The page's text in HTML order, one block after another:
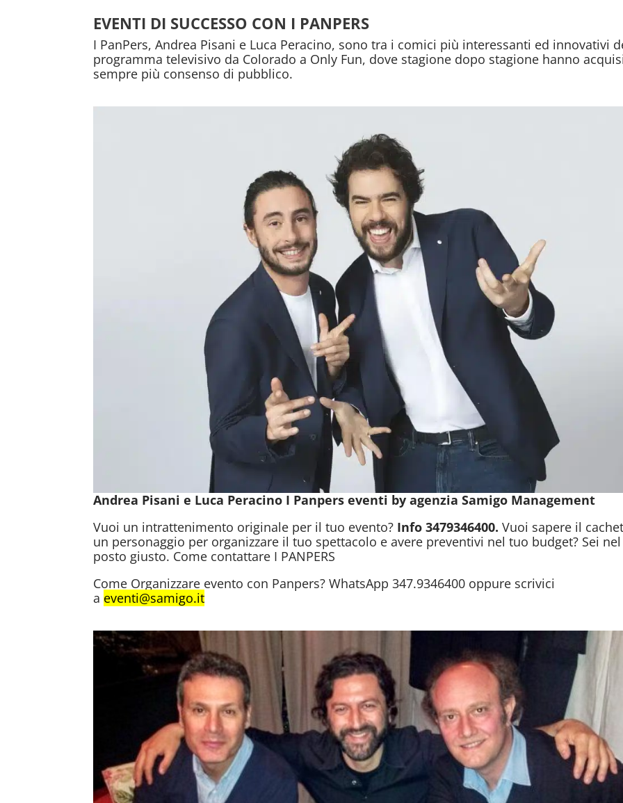
EVENTI DI SUCCESSO CON I PANPERS
I PanPers, Andrea Pisani e Luca Peracino, sono tra i comici più interessanti ed innovativi
programma televisivo da Colorado a Only Fun, dove stagione dopo stagione hanno
sempre più consenso di pubblico.
Andrea Pisani e Luca Peracino I Panpers eventi by agenzia Samigo Management
Vuoi un intrattenimento originale per il tuo evento? Info 3479346400. Vuoi sapere il
un personaggio per organizzare il tuo spettacolo e avere preventivi nel tuo budget? Sei nel
posto giusto. Come contattare I PANPERS
Come Organizzare evento con Panpers? WhatsApp 347.9346400 oppure scrivici
a eventi@samigo.it